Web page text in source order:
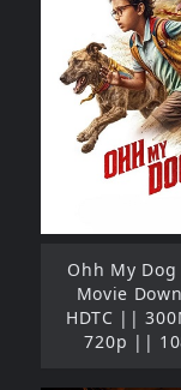
Ohh My
Movie
HDTC ||
720p ||